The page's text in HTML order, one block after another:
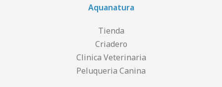
Aquanatura
Tienda
Criadero
Clinica Veterinaria
Peluqueria Canina